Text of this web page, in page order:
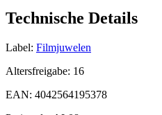
Technische Details
Label: Filmjuwelen
Altersfreigabe: 16
EAN: 4042564195378